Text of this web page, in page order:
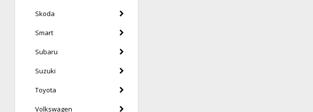
Skoda
Smart
Subaru
Suzuki
Toyota
Volkswagen